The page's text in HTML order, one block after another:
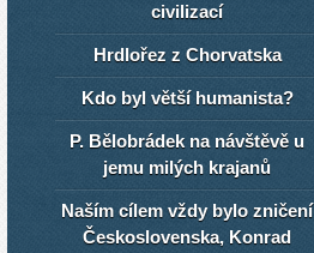
civilizací
Hrdlořez z Chorvatska
Kdo byl větší humanista?
P. Bělobrádek na návštěvě u
jemu milých krajanů
Naším cílem vždy bylo zničení
Československa, Konrad